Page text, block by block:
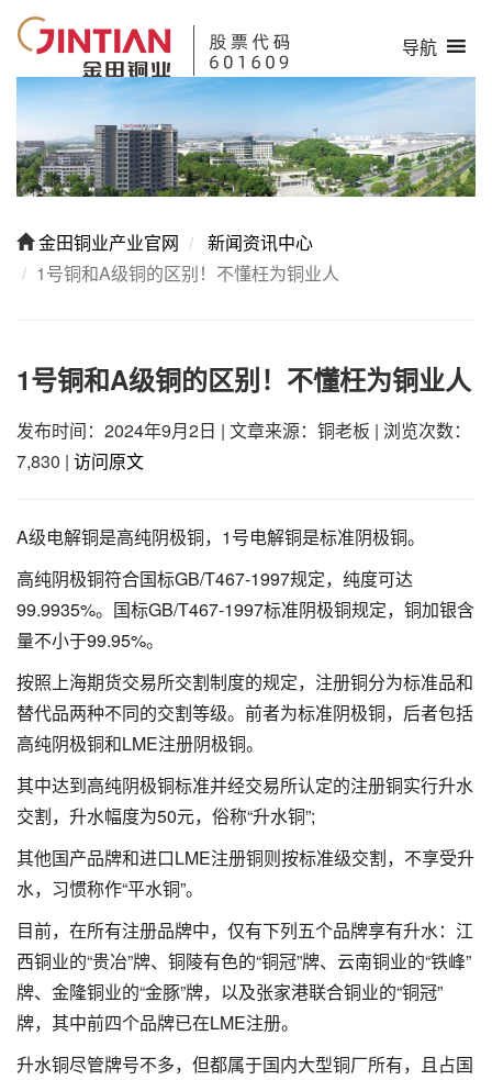
导航
金田铜业产业官网
新闻资讯中心
1号铜和A级铜的区别！不懂枉为铜业人
1号铜和A级铜的区别！不懂枉为铜业人
发布时间：2024年9月2日 | 文章来源：铜老板 | 浏览次数：
7,830 | 访问原文
A级电解铜是高纯阴极铜，1号电解铜是标准阴极铜。
高纯阴极铜符合国标GB/T467-1997规定，纯度可达
99.9935%。国标GB/T467-1997标准阴极铜规定，铜加银含
量不小于99.95%。
按照上海期货交易所交割制度的规定，注册铜分为标准品和
替代品两种不同的交割等级。前者为标准阴极铜，后者包括
高纯阴极铜和LME注册阴极铜。
其中达到高纯阴极铜标准并经交易所认定的注册铜实行升水
交割，升水幅度为50元，俗称“升水铜”;
其他国产品牌和进口LME注册铜则按标准级交割，不享受升
水，习惯称作“平水铜”。
目前，在所有注册品牌中，仅有下列五个品牌享有升水：江
西铜业的“贵冶”牌、铜陵有色的“铜冠”牌、 云南铜业的“铁峰”
牌、金隆铜业的“金豚”牌，以及张家港联合铜业的“铜冠”
牌，其中前四个品牌已在LME注册。
升水铜尽管牌号不多，但都属于国内大型铜厂所有，且占国